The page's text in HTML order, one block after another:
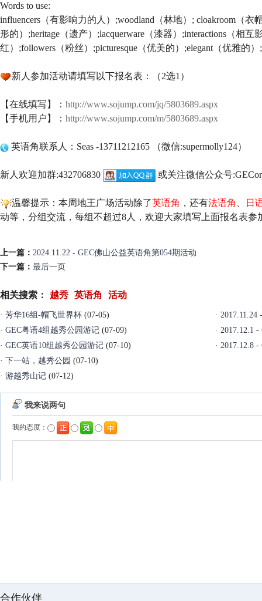
Words to use:
influencers（有影响力的人）;woodland（林地）; cloakroom（衣
形的）;heritage（遗产）;lacquerware（漆器）;interactions（相互
红）;followers（粉丝）;picturesque（优美的）;elegant（优雅的）;
新人参加活动请填写以下报名表：（2选1）
【在线填写】： http://www.sojump.com/jq/5803689.aspx
【手机用户】： http://www.sojump.com/m/5803689.aspx
英语角联系人：Seas -13711212165 （微信:supermolly124）
新人欢迎加群:432706830 或关注微信公众号
温馨提示：本周地王广场活动除了英语角 ，还有法语角
日
动等，分组交流，每组不超过8人，欢迎大家填写上面报名表参
上一篇： 2024.11.22 - GEC佛山公益英语角第054期活动
下一篇： 最后一页
相关搜索： 越秀 英语角 活动
· 芳华16组-帽飞世界杯 (07-05)
· GEC粤语4组越秀公园游记 (07-09)
· GEC英语10组越秀公园游记 (07-10)
· 下一站，越秀公园 (07-10)
· 游越秀山记 (07-12)
·
· 2017.12.1
· 2017.12.8
合作伙伴